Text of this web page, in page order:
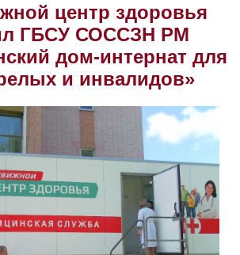
ИЗОБРАЖЕНИЯ
Скрыть Ч/б
по умолчанию
центр здоровья
ГБСУ СОССЗН РМ
дом-интернат для
и инвалидов»